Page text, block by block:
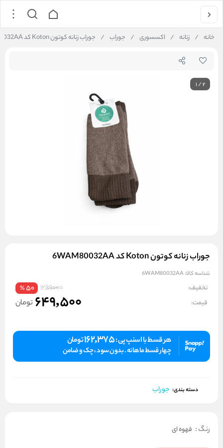
خانه / زنانه / اکسسوری / جوراب / جوراب زنانه کوتون Koton کد 6WAM80032AA
1/2
جوراب زنانه کوتون Koton کد 6WAM80032AA
شناسه کالا:6WAM80032AA
تخفیف: 1299000
50
%
قیمت: 649,500 تومان
هر قسط با اسنپ پی :162,375تومان
چهار قسط ماهانه . بدون سود ، چک و ضامن
دسته بندی: جوراب
رنگ: قهوه ای